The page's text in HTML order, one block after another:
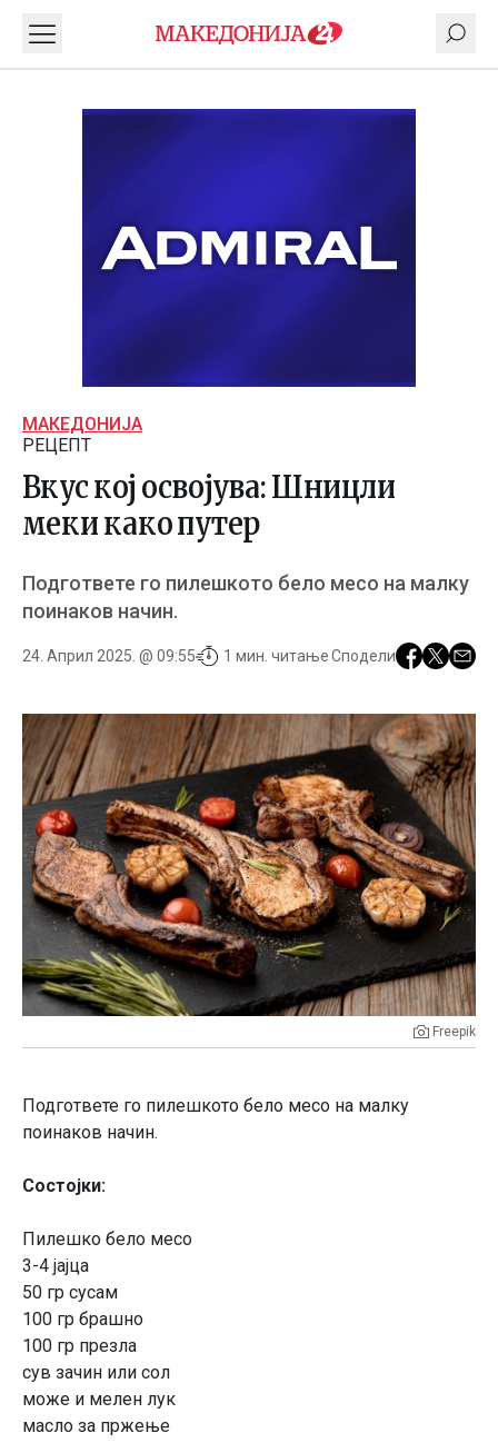
МАКЕДОНИЈА
РЕЦЕПТ
Вкус кој освојува: Шницли
меки како путер
Подгответе го пилешкото бело месо на малку
поинаков начин.
24. Април 2025. @ 09:55 1 мин. читањеСподели
Freepik
Подгответе го пилешкото бело месо на малку
поинаков начин.
Состојки:
Пилешко бело месо
3-4 јајца
50 гр сусам
100 гр брашно
100 гр презла
сув зачин или сол
може и мелен лук
масло за пржење